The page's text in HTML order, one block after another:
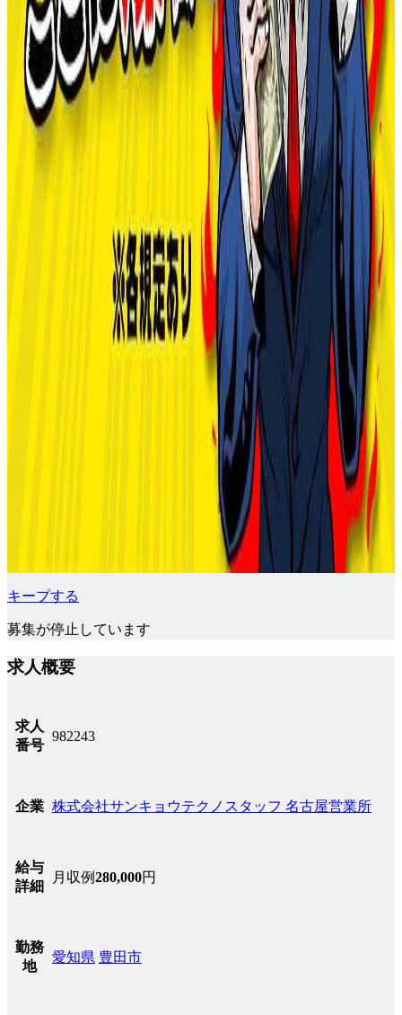
キープする
募集が停止しています
求人概要
求人
番号
982243
企業 株式会社サンキョウテクノスタッフ 名古屋営業所
給与
詳細
月収例280,000円
勤務
地
愛知県 豊田市